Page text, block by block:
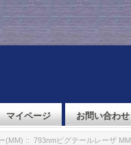
マイページ お問い合わせ
(MM) :: 793nmピグテールレーザ MM